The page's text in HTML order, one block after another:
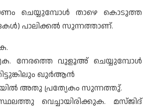
ചെയ്യുമ്പോൾ താഴെ കൊടുത്ത
പാലിക്കൽ സുന്നത്താണ്.
നേരത്തെ വുളൂഅ് ചെയ്യുമ്പോൾ
ഖുർആൻ
അതു പ്രത്യേകം സുന്നത്തു്.
വെച്ചായിരിക്കുക. മസ്ജിദ്